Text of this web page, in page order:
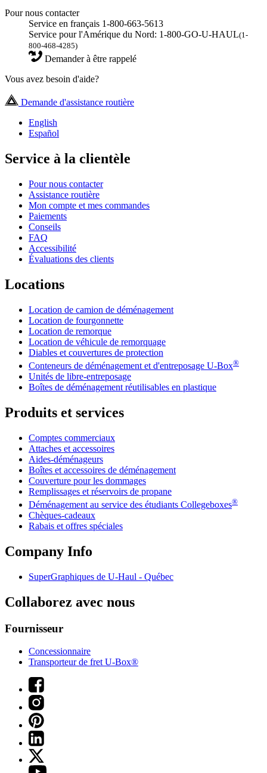
Pour nous contacter
Service en français 1-800-663-5613
Service pour l'Amérique du Nord: 1-800-GO-U-HAUL(1-
800-468-4285)
Demander à être rappelé
Vous avez besoin d'aide?
Demande d'assistance routière
English
Español
Service à la clientèle
Pour nous contacter
Assistance routière
Mon compte et mes commandes
Paiements
Conseils
FAQ
Accessibilité
Évaluations des clients
Locations
Location de camion de déménagement
Location de fourgonnette
Location de remorque
Location de véhicule de remorquage
Diables et couvertures de protection
Conteneurs de déménagement et d'entreposage U-Box®
Unités de libre-entreposage
Boîtes de déménagement réutilisables en plastique
Produits et services
Comptes commerciaux
Attaches et accessoires
Aides-déménageurs
Boîtes et accessoires de déménagement
Couverture pour les dommages
Remplissages et réservoirs de propane
Déménagement au service des étudiants Collegeboxes®
Chèques-cadeaux
Rabais et offres spéciales
Company Info
SuperGraphiques de U-Haul - Québec
Collaborez avec nous
Fournisseur
Concessionnaire
Transporteur de fret U-Box®